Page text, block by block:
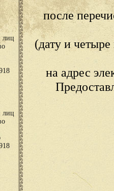
лиц
лиц
после
(дату и
на адрес